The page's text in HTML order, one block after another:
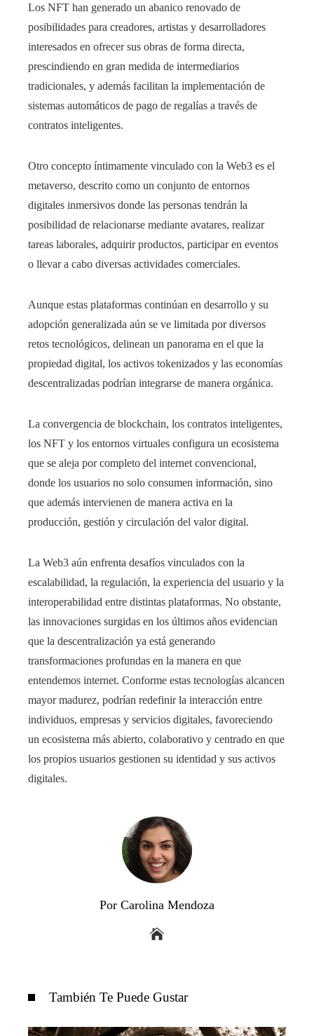
Los NFT han generado un abanico renovado de
posibilidades para creadores, artistas y desarrolladores
interesados en ofrecer sus obras de forma directa,
prescindiendo en gran medida de intermediarios
tradicionales, y además facilitan la implementación de
sistemas automáticos de pago de regalías a través de
contratos inteligentes.
Otro concepto íntimamente vinculado con la Web3 es el
metaverso, descrito como un conjunto de entornos
digitales inmersivos donde las personas tendrán la
posibilidad de relacionarse mediante avatares, realizar
tareas laborales, adquirir productos, participar en eventos
o llevar a cabo diversas actividades comerciales.
Aunque estas plataformas continúan en desarrollo y su
adopción generalizada aún se ve limitada por diversos
retos tecnológicos, delinean un panorama en el que la
propiedad digital, los activos tokenizados y las economías
descentralizadas podrían integrarse de manera orgánica.
La convergencia de blockchain, los contratos inteligentes,
los NFT y los entornos virtuales configura un ecosistema
que se aleja por completo del internet convencional,
donde los usuarios no solo consumen información, sino
que además intervienen de manera activa en la
producción, gestión y circulación del valor digital.
La Web3 aún enfrenta desafíos vinculados con la
escalabilidad, la regulación, la experiencia del usuario y la
interoperabilidad entre distintas plataformas. No obstante,
las innovaciones surgidas en los últimos años evidencian
que la descentralización ya está generando
transformaciones profundas en la manera en que
entendemos internet. Conforme estas tecnologías alcancen
mayor madurez, podrían redefinir la interacción entre
individuos, empresas y servicios digitales, favoreciendo
un ecosistema más abierto, colaborativo y centrado en que
los propios usuarios gestionen su identidad y sus activos
digitales.
Por Carolina Mendoza
También Te Puede Gustar